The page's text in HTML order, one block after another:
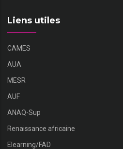
Liens utiles
CAMES
AUA
MESR
AUF
ANAQ-Sup
Renaissance africaine
Elearning/FAD